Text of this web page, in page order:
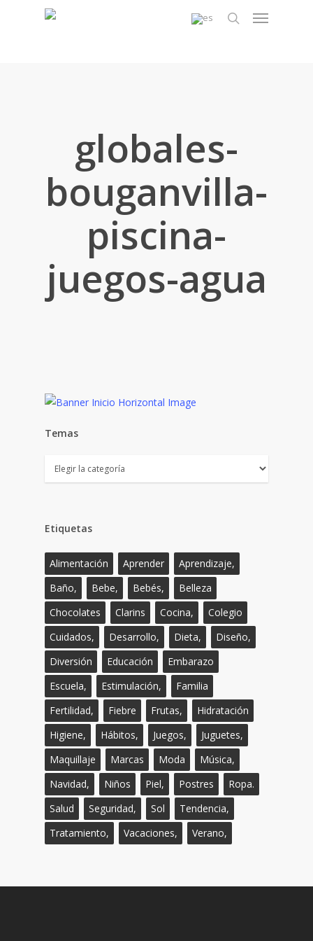
Menu
globales-
bouganvilla-
piscina-
juegos-agua
Temas
Temas
Etiquetas
Alimentación Aprender
Aprendizaje,
Baño,
Bebe, Bebés,
Belleza
Chocolates
Clarins Cocina,
Colegio
Cuidados,
Desarrollo, Dieta,
Diseño,
Diversión
Educación
Embarazo
Escuela,
Estimulación,
Familia
Fertilidad,
Fiebre Frutas,
Hidratación
Higiene,
Hábitos, Juegos,
Juguetes,
Maquillaje
Marcas Moda
Música,
Navidad,
Niños Piel, Postres
Ropa.
Salud
Seguridad, Sol
Tendencia,
Tratamiento,
Vacaciones, Verano,